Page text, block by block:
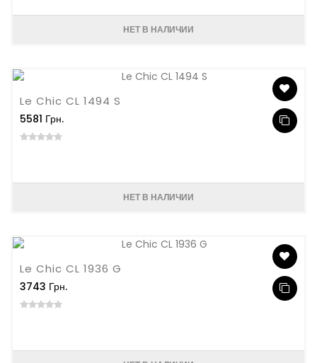
НЕТ В НАЛИЧИИ
Le Chic CL 1494 S
5581 Грн.
НЕТ В НАЛИЧИИ
Le Chic CL 1936 G
3743 Грн.